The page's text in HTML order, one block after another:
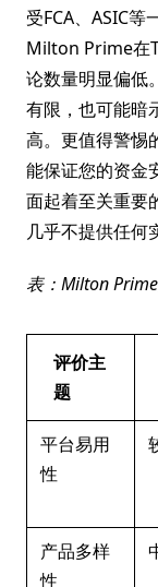
受FCA、ASIC等
Milton Prime在
论数量明显偏低
有限，也可能暗
高。更值得警惕
能保证您的资金
面起着至关重要
几乎不提供任何
表：Milton
评价主
题
平台易用
性
产品多样
性